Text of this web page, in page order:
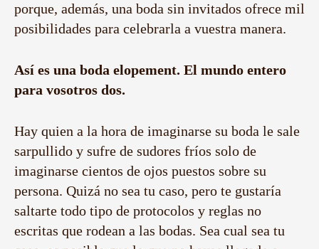
porque, además, una boda sin invitados ofrece mil
posibilidades para celebrarla a vuestra manera.
Así es una boda elopement. El mundo entero
para vosotros dos.
Hay quien a la hora de imaginarse su boda le sale
sarpullido y sufre de sudores fríos solo de
imaginarse cientos de ojos puestos sobre su
persona. Quizá no sea tu caso, pero te gustaría
saltarte todo tipo de protocolos y reglas no
escritas que rodean a las bodas. Sea cual sea tu